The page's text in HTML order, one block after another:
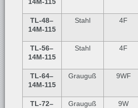
TL-48–
14M-115
Stahl 4F
TL-56–
14M-115
Stahl 4F
TL-64–
14M-115
Grauguß 9WF
TL-72–
Grauguß 9W